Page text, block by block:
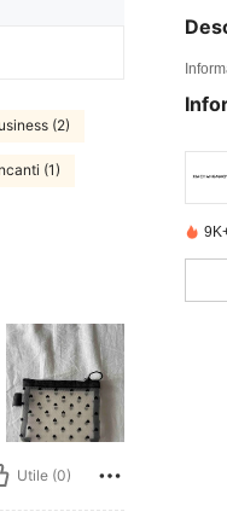
(2)
(1)
Utile (0)